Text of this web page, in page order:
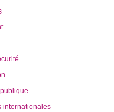
internationales